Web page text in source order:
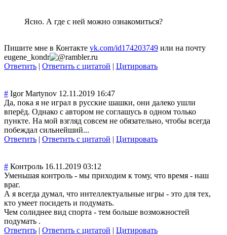
Ясно. А где с ней можно ознакомиться?
Пишите мне в Контакте vk.com/id174203749 или на почту
eugene_kondr
rambler.ru
Ответить | Ответить с цитатой | Цитировать
# Igor Martynov 12.11.2019 16:47
Да, пока я не играл в русские шашки, они далеко ушли
вперёд. Однако с автором не соглашусь в одном только
пункте. На мой взгляд совсем не обязательно, чтобы всегда
побеждал сильнейший...
Ответить | Ответить с цитатой | Цитировать
# Контроль 16.11.2019 03:12
Уменьшая контроль - мы приходим к тому, что время - наш
враг.
А я всегда думал, что интеллектуальные игры - это для тех,
кто умеет посидеть и подумать.
Чем солиднее вид спорта - тем больше возможностей
подумать .
Ответить | Ответить с цитатой | Цитировать